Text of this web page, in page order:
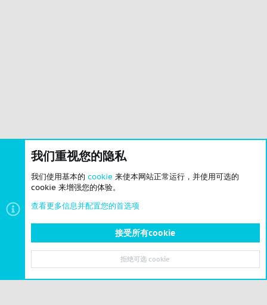
顶部 底部
我们重视您的隐私
我们使用基本的 cookie 来使本网站正常运行，并使用可选的
cookie 来增强您的体验。
查看更多信息并配置您的首选项
接受所有cookie
拒绝可选 cookie